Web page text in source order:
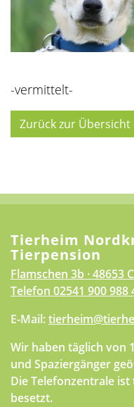
-vermittelt-
Zurück zur Übersicht
Tierheim
Tierpension
Flamschen 3b · 48653
Telefon 02541 900 988
E-Mail:
Wir haben täglich von
und Spaziergänger
Die Telefonzentrale ist
besetzt.